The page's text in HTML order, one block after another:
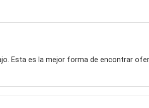
Esta es la mejor forma de encontrar